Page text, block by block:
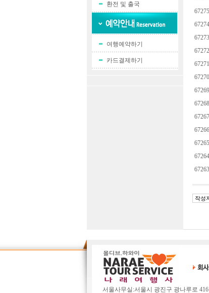
환전 및 출국
여행예약하기
카드결제하기
67275
67274
67273
67272
67271
67270
67269
67268
67267
67266
67265
67264
67263
서울사무실:서울시 광진구 광나루로